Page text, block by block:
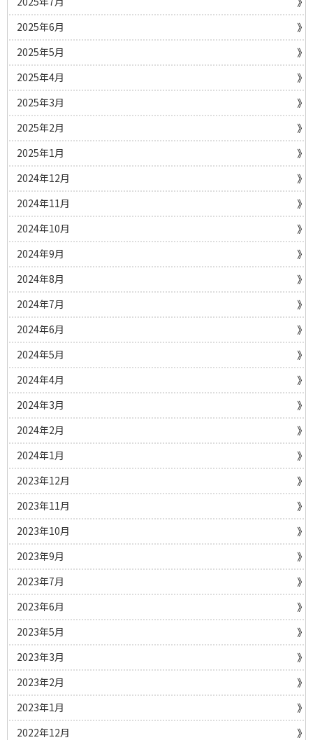
2025年6月
2025年5月
2025年4月
2025年3月
2025年2月
2025年1月
2024年12月
2024年11月
2024年10月
2024年9月
2024年8月
2024年7月
2024年6月
2024年5月
2024年4月
2024年3月
2024年2月
2024年1月
2023年12月
2023年11月
2023年10月
2023年9月
2023年7月
2023年6月
2023年5月
2023年3月
2023年2月
2023年1月
2022年12月